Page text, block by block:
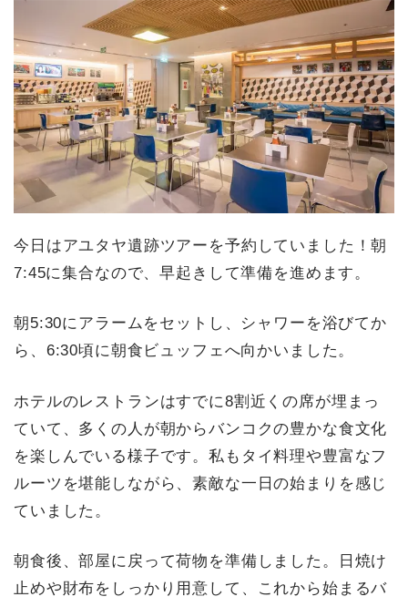
今日はアユタヤ遺跡ツアーを予約していました！朝
7:45に集合なので、早起きして準備を進めます。
朝5:30にアラームをセットし、シャワーを浴びてか
ら、6:30頃に朝食ビュッフェへ向かいました。
ホテルのレストランはすでに8割近くの席が埋まっ
ていて、多くの人が朝からバンコクの豊かな食文化
を楽しんでいる様子です。私もタイ料理や豊富なフ
ルーツを堪能しながら、素敵な一日の始まりを感じ
ていました。
朝食後、部屋に戻って荷物を準備しました。日焼け
止めや財布をしっかり用意して、これから始まるバ